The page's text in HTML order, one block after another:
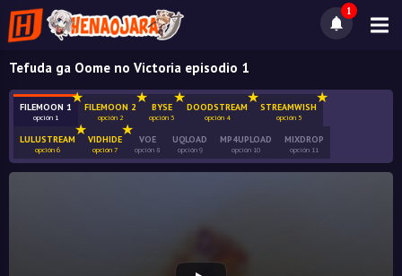
1
Tefuda ga Oome no Victoria episodio 1
FILEMOON 1
opción 1
FILEMOON 2
opción 2
BYSE
opción 3
DOODSTREAM
opción 4
STREAMWISH
opción 5
LULUSTREAM
opción 6
VIDHIDE
opción 7
VOE
opción 8
UQLOAD
opción 9
MP4UPLOAD
opción 10
MIXDROP
opción 11